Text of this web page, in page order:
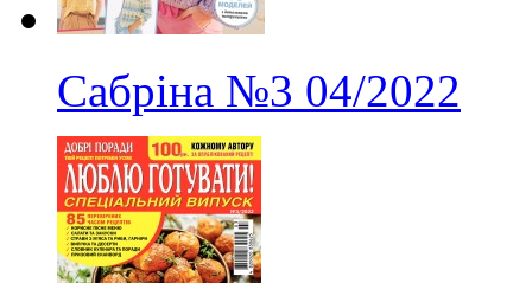
Сабріна №3 04/2022